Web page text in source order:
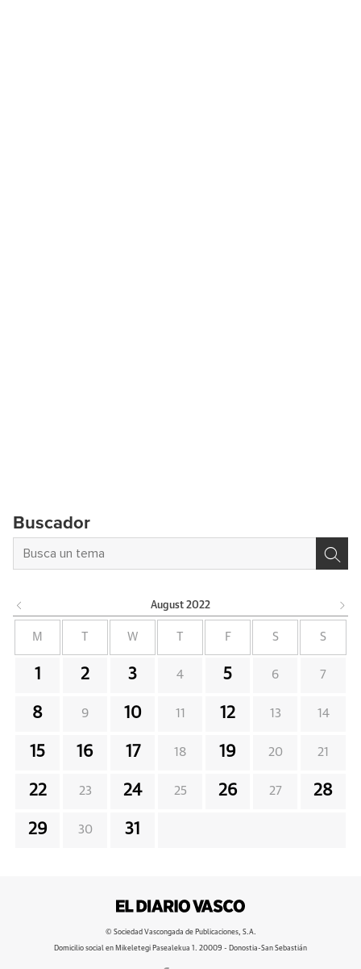
Buscador
August 2022
M T W T F S S
1 2 3 4 5 6 7
8 9 10 11 12 13 14
15 16 17 18 19 20 21
22 23 24 25 26 27 28
29 30 31
© Sociedad Vascongada de Publicaciones, S.A.
Domicilio social en Mikeletegi Pasealekua 1. 20009 - Donostia-San Sebastián